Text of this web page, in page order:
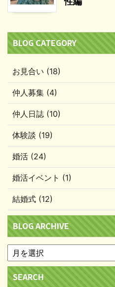
BLOG CATEGORY
お見合い (18)
仲人募集 (4)
仲人日誌 (10)
体験談 (19)
婚活 (24)
婚活イベント (1)
結婚式 (12)
BLOG ARCHIVE
SEARCH